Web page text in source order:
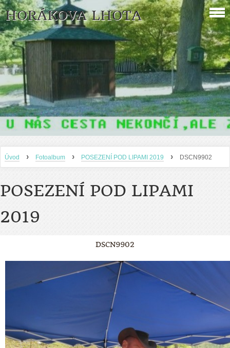
HORÁKOVA LHOTA
Úvod › Fotoalbum › POSEZENÍ POD LIPAMI 2019 › DSCN9902
POSEZENÍ POD LIPAMI
2019
DSCN9902